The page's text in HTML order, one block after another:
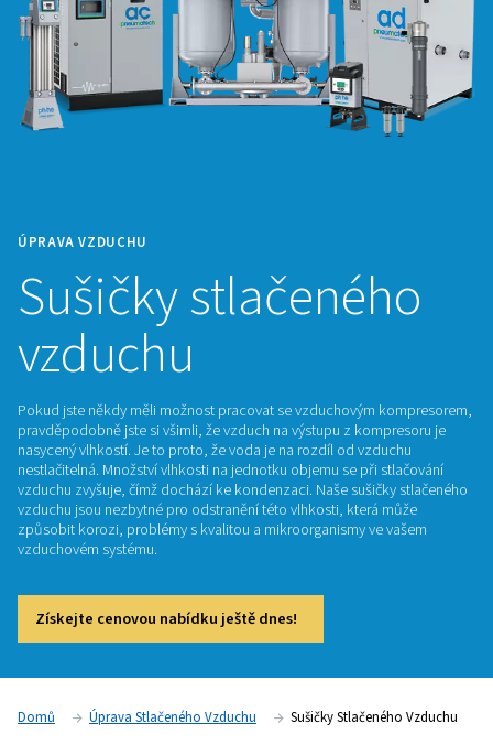
Sušičky
vzduchu
Pokud jste někdy měli možnost pracovat se vzduchovým
pravděpodobně jste si všimli, že vzduch na výstupu z
nestlačitelná. Množství vlhkosti na jednotku objemu se při
vzduchu zvyšuje, čímž dochází ke kondenzaci. Naše
vzduchu jsou nezbytné pro odstranění této vlhkosti, která